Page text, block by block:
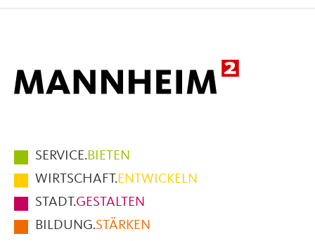
Hauptmenüpunkte
im
Fußbereich
der
Seite
SERVICE.BIETEN
WIRTSCHAFT.ENTWICKELN
STADT.GESTALTEN
BILDUNG.STÄRKEN